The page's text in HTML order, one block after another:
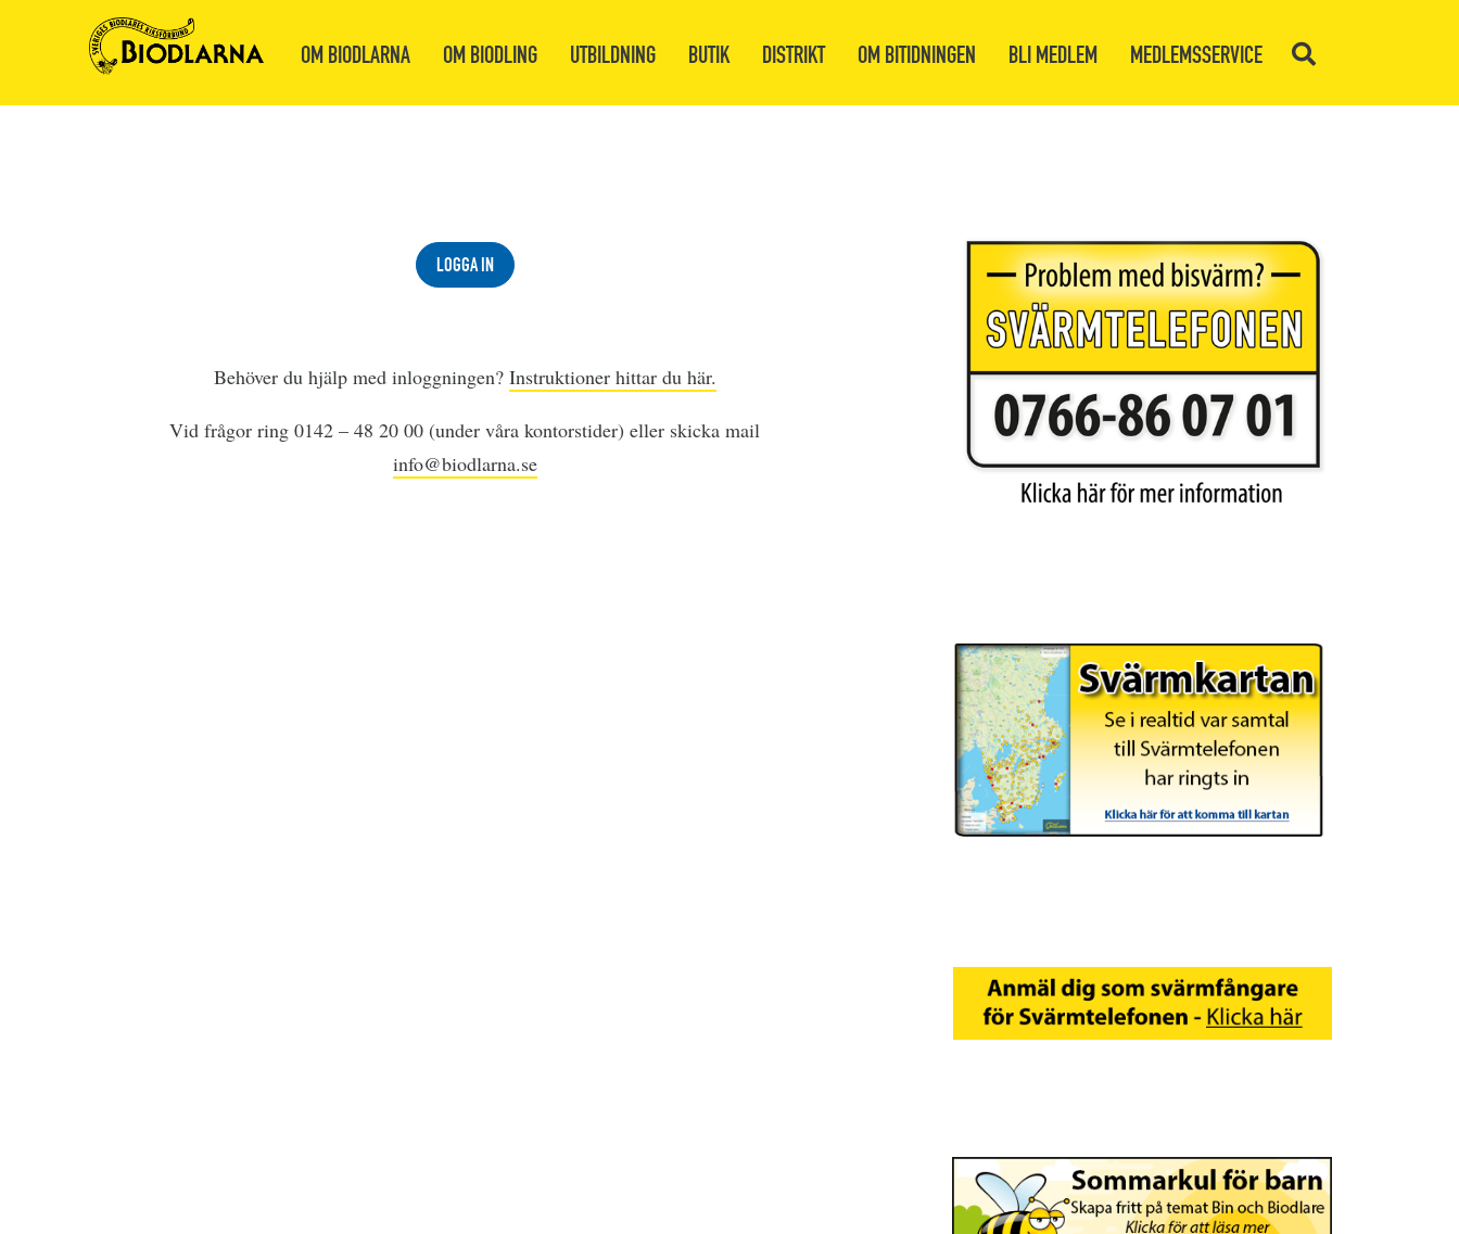
OM BIODLARNA OM BIODLING UTBILDNING BUTIK DISTRIKT OM BITIDNINGEN BLI MEDLEM MEDLEMSSERVICE
LOGGA IN
Behöver du hjälp med inloggningen? Instruktioner hittar du här.
Vid frågor ring 0142 – 48 20 00 (under våra kontorstider) eller skicka mail
info@biodlarna.se